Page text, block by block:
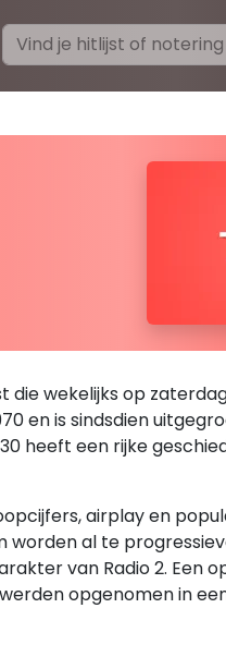
wekelijks op zaterdag
en is sindsdien
heeft een rijke
airplay en
worden al te
van Radio 2. Een
opgenomen in